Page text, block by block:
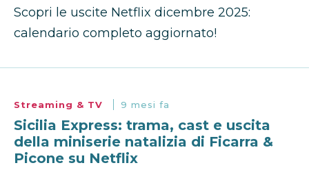
Scopri le uscite Netflix dicembre 2025:
calendario completo aggiornato!
Streaming & TV 9 mesi fa
Sicilia Express: trama, cast e uscita
della miniserie natalizia di Ficarra &
Picone su Netflix